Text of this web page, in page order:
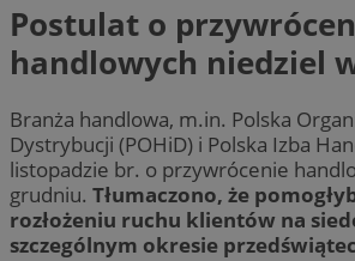
Postulat o
handlowych niedziel
Branża handlowa, m.in. Polska
Dystrybucji (POHiD) i Polska Izba
listopadzie br. o przywrócenie
grudniu. Tłumaczono, że
rozłożeniu ruchu klientów na
szczególnym okresie